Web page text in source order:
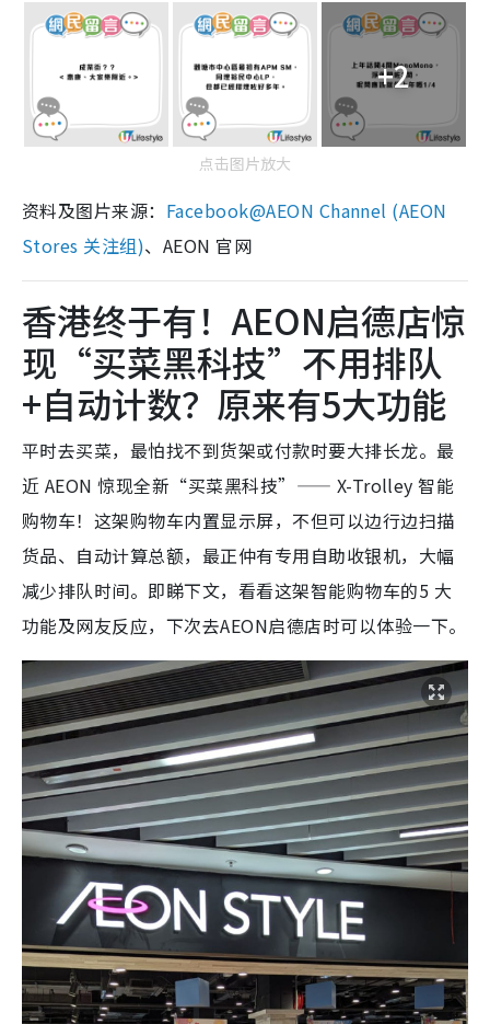
+2
点击图片放大
资料及图片来源： Facebook@AEON Channel (AEON
Stores 关注组)、AEON 官网
香港终于有！AEON启德店惊
现“买菜黑科技”不用排队
+自动计数？原来有5大功能
平时去买菜，最怕找不到货架或付款时要大排长龙。最
近 AEON 惊现全新“买菜黑科技”—— X-Trolley 智能
购物车！这架购物车内置显示屏，不但可以边行边扫描
货品、自动计算总额，最正仲有专用自助收银机，大幅
减少排队时间。即睇下文，看看这架智能购物车的5 大
功能及网友反应，下次去AEON启德店时可以体验一下。